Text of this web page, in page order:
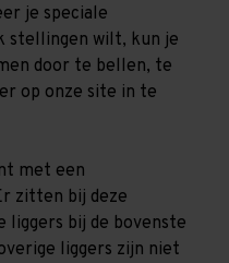
je speciale
stellingen wilt, kun je
door te bellen, te
op onze site in te
met een
zitten bij deze
bij de bovenste
liggers zijn niet